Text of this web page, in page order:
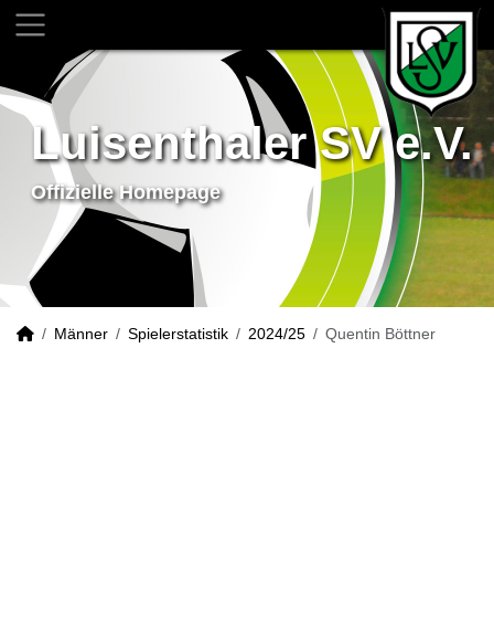
Luisenthaler SV e.V.
Offizielle Homepage
Männer Spielerstatistik 2024/25 Quentin Böttner